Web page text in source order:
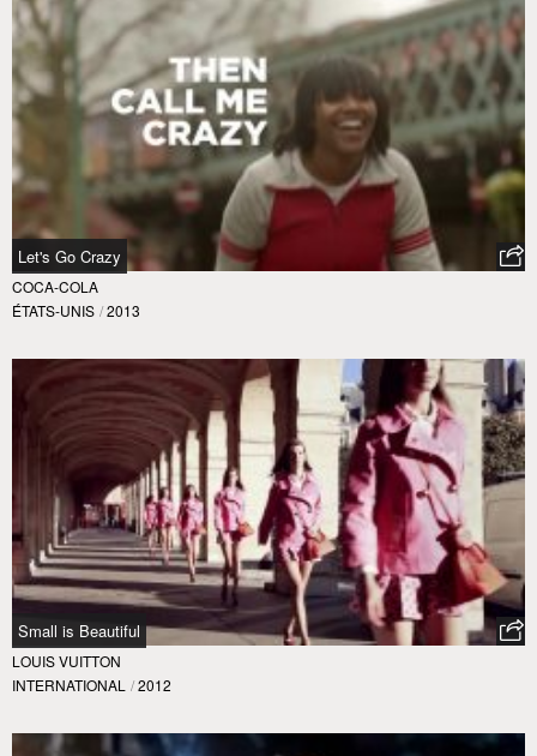
Let's Go Crazy
COCA-COLA
ÉTATS-UNIS / 2013
Small is Beautiful
LOUIS VUITTON
INTERNATIONAL / 2012